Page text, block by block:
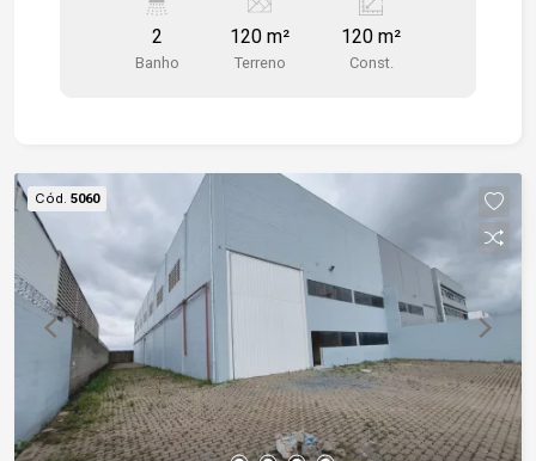
integrada, 2 wc e varanda, sendo um lance de
escada. Todo em piso cerâmico
2
Banho
120 m²
Terreno
120 m²
Const.
Cód. 5060